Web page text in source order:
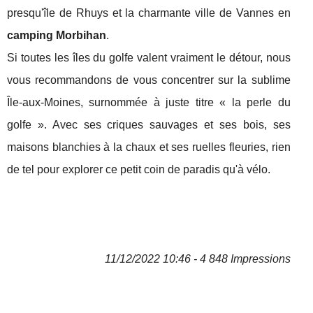
presqu'île de Rhuys et la charmante ville de Vannes en
camping Morbihan.
Si toutes les îles du golfe valent vraiment le détour, nous
vous recommandons de vous concentrer sur la sublime
Île-aux-Moines, surnommée à juste titre « la perle du
golfe ». Avec ses criques sauvages et ses bois, ses
maisons blanchies à la chaux et ses ruelles fleuries, rien
de tel pour explorer ce petit coin de paradis qu'à vélo.
11/12/2022 10:46 - 4 848 Impressions